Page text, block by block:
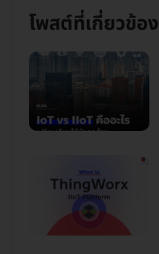
โพสต์ที่เกี่ยวข้อง